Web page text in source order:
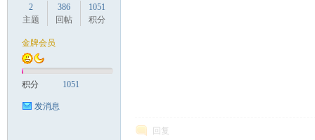
2
主题
386
回帖
1051
积分
金牌会员
积分 1051
发消息
回复